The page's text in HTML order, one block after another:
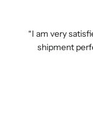
I am very
shipment